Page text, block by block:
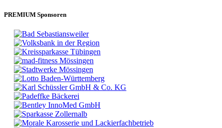
PREMIUM Sponsoren